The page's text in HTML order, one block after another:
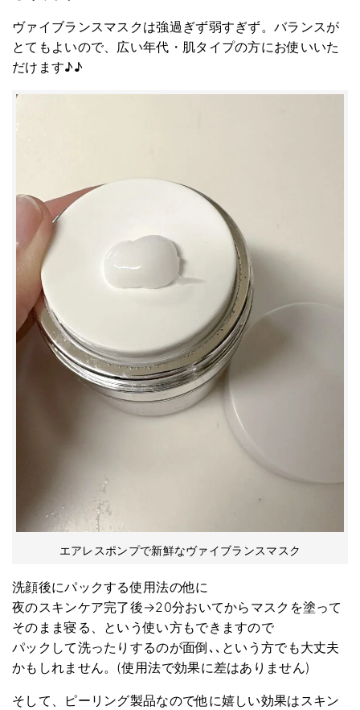
ヴァイブランスマスクは強過ぎず弱すぎず。バランスが
とてもよいので、広い年代・肌タイプの方にお使いいた
だけます♪♪
エアレスポンプで新鮮なヴァイブランスマスク
洗顔後にパックする使用法の他に
夜のスキンケア完了後→20分おいてからマスクを塗って
そのまま寝る、という使い方もできますので
パックして洗ったりするのが面倒､､という方でも大丈夫
かもしれません。(使用法で効果に差はありません)
そして、ピーリング製品なので他に嬉しい効果はスキン